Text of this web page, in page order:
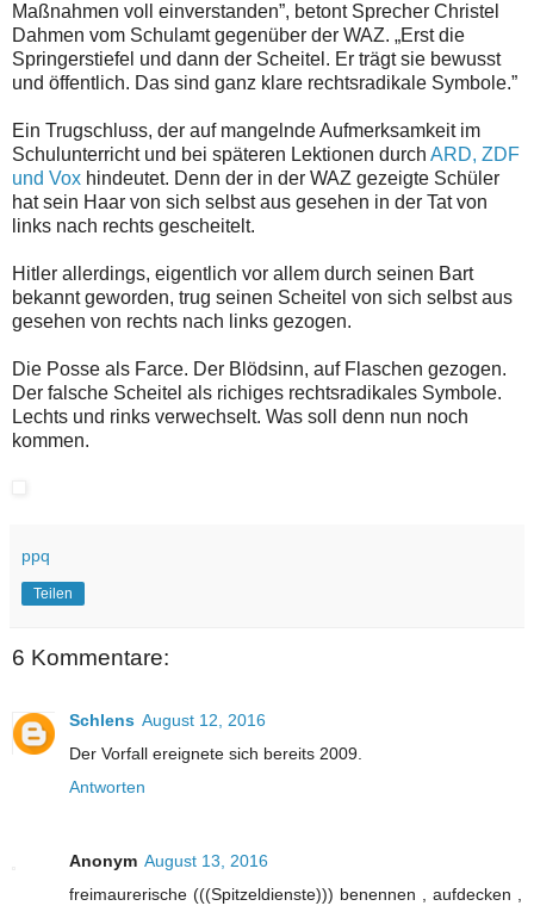
Maßnahmen voll einverstanden”, betont Sprecher Christel
Dahmen vom Schulamt gegenüber der WAZ. „Erst die
Springerstiefel und dann der Scheitel. Er trägt sie bewusst
und öffentlich. Das sind ganz klare rechtsradikale Symbole.”
Ein Trugschluss, der auf mangelnde Aufmerksamkeit im
Schulunterricht und bei späteren Lektionen durch ARD, ZDF
und Vox hindeutet. Denn der in der WAZ gezeigte Schüler
hat sein Haar von sich selbst aus gesehen in der Tat von
links nach rechts gescheitelt.
Hitler allerdings, eigentlich vor allem durch seinen Bart
bekannt geworden, trug seinen Scheitel von sich selbst aus
gesehen von rechts nach links gezogen.
Die Posse als Farce. Der Blödsinn, auf Flaschen gezogen.
Der falsche Scheitel als richiges rechtsradikales Symbole.
Lechts und rinks verwechselt. Was soll denn nun noch
kommen.
ppq
Teilen
6 Kommentare:
Schlens August 12, 2016
Der Vorfall ereignete sich bereits 2009.
Antworten
Anonym August 13, 2016
freimaurerische (((Spitzeldienste))) benennen , aufdecken ,